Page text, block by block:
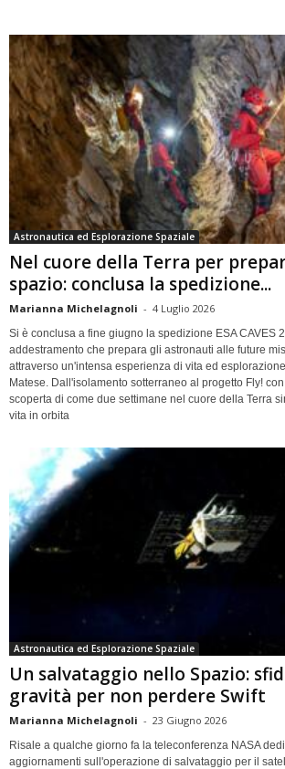
Astronautica ed Esplorazione Spaziale
Nel cuore della Terra per
spazio: conclusa la spedizione...
Marianna Michelagnoli - 4 Luglio 2026
Si è conclusa a fine giugno la spedizione ESA CAVES
addestramento che prepara gli astronauti alle future
attraverso un'intensa esperienza di vita ed
Matese. Dall'isolamento sotterraneo al progetto Fly!
scoperta di come due settimane nel cuore della Terra
vita in orbita
Astronautica ed Esplorazione Spaziale
Un salvataggio nello Spazio:
gravità per non perdere Swift
Marianna Michelagnoli - 23 Giugno 2026
Risale a qualche giorno fa la teleconferenza NASA
aggiornamenti sull'operazione di salvataggio per il